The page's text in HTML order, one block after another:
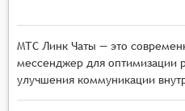
МТС Линк Чаты — это
мессенджер для оптимизации
улучшения коммуникации